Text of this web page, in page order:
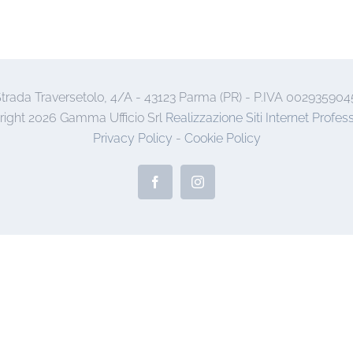
Traversetolo, 4/A - 43123 Parma (PR) - P.IVA
2026 Gamma Ufficio Srl Realizzazione Siti Internet
Privacy Policy - Cookie Policy
FacebookInstagram